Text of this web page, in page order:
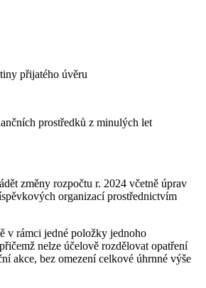
přijatého úvěru
prostředků z minulých let
změny rozpočtu r. 2024 včetně úprav
organizací prostřednictvím
v rámci jedné položky jednoho
nelze účelově rozdělovat opatření
akce, bez omezení celkové úhrnné výše